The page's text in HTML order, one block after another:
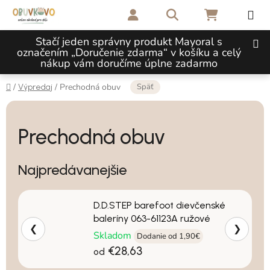
Prejsť na obsah
Stačí jeden správny produkt Mayoral s
označením „Doručenie zdarma“ v košíku a celý
nákup vám doručíme úplne zadarmo
Hľadať NÁKUPNÝ
Domov
/ Výpredaj / Prechodná obuv Späť
Prechodná obuv
Najpredávanejšie
D.D.STEP barefoot dievčenské
baleríny 063-61123A ružové
Skladom
Dodanie od 1,90€
od €28,63
❮ ❯